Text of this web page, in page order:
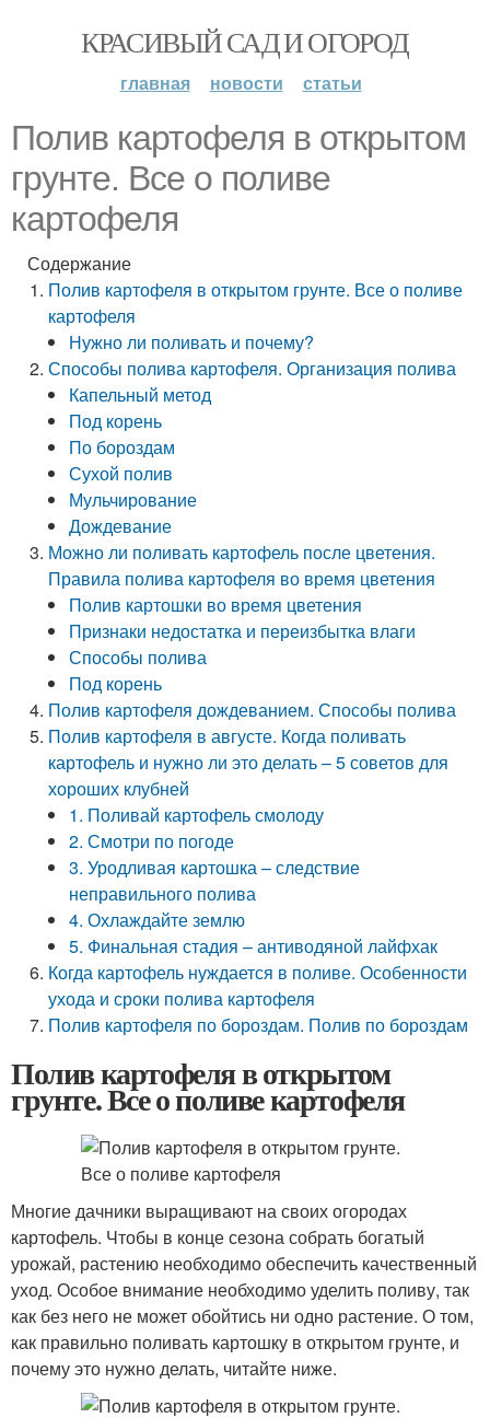
КРАСИВЫЙ САД И ОГОРОД
главная новости статьи
Полив картофеля в открытом
грунте. Все о поливе
картофеля
Содержание
Полив картофеля в открытом грунте. Все о поливе
картофеля
Нужно ли поливать и почему?
Способы полива картофеля. Организация полива
Капельный метод
Под корень
По бороздам
Сухой полив
Мульчирование
Дождевание
Можно ли поливать картофель после цветения.
Правила полива картофеля во время цветения
Полив картошки во время цветения
Признаки недостатка и переизбытка влаги
Способы полива
Под корень
Полив картофеля дождеванием. Способы полива
Полив картофеля в августе. Когда поливать
картофель и нужно ли это делать – 5 советов для
хороших клубней
1. Поливай картофель смолоду
2. Смотри по погоде
3. Уродливая картошка – следствие
неправильного полива
4. Охлаждайте землю
5. Финальная стадия – антиводяной лайфхак
Когда картофель нуждается в поливе. Особенности
ухода и сроки полива картофеля
Полив картофеля по бороздам. Полив по бороздам
Полив картофеля в открытом
грунте. Все о поливе картофеля
Многие дачники выращивают на своих огородах
картофель. Чтобы в конце сезона собрать богатый
урожай, растению необходимо обеспечить качественный
уход. Особое внимание необходимо уделить поливу, так
как без него не может обойтись ни одно растение. О том,
как правильно поливать картошку в открытом грунте, и
почему это нужно делать, читайте ниже.